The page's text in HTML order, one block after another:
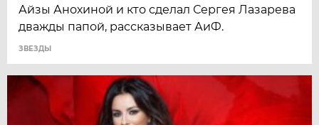
Айзы Анохиной и кто сделал Сергея Лазарева
дважды папой, рассказывает АиФ.
ЗВЕЗДЫ